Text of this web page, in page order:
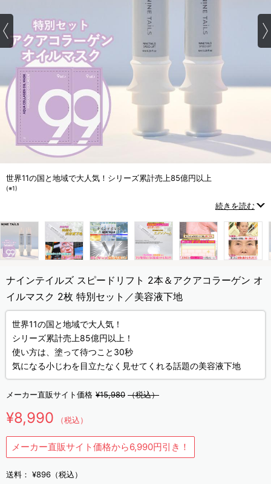
世界11の国と地域で大人気！シリーズ累計売上85億円以上
(※1)
(※2)
気になる小じわを目立たなく見せてくれる
(※3)
海外でも話題の美容液下地！
(※1)メーカー集計期間：2016年1月～2023年12月
(※2)塗って乾くまでの目安時間。
(※3)物理的なメイクアップ効果です。
続きを読む
ナインテイルズ スピードリフト 2本＆アクアコラーゲン オ
イルマスク 2枚 特別セット／美容液下地
世界11の国と地域で大人気！
シリーズ累計売上85億円以上！
使い方は、塗って待つこと30秒
気になる小じわを目立たなく見せてくれる話題の美容液下地
メーカー直販サイト価格 ¥15,980 （税込）
¥8,990 （税込）
メーカー直販サイト価格から6,990円引き！
送料： ¥896（税込）